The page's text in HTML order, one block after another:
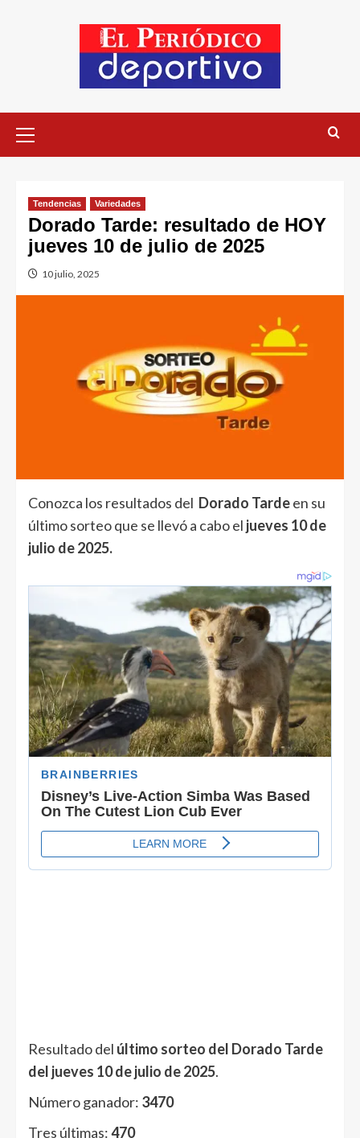
Tendencias Variedades
Dorado Tarde: resultado de HOY
jueves 10 de julio de 2025
10 julio, 2025
Conozca los resultados del Dorado Tardeen su
último sorteo que se llevó a cabo el jueves 10 de
julio de 2025.
Resultado del último sorteo del Dorado Tarde
del jueves 10 de julio de 2025.
Número ganador: 3470
Tres últimas:470